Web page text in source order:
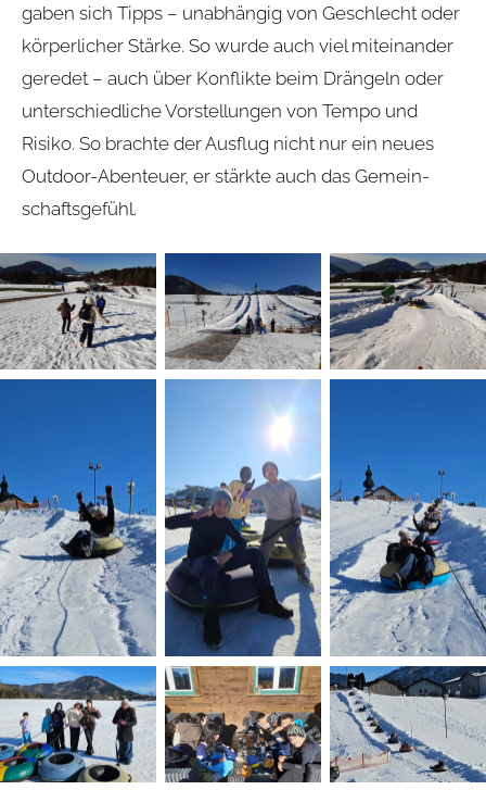
gaben sich Tipps – unab­hän­gig von Geschlecht oder
kör­per­li­cher Stärke. So wurde auch viel mit­ein­an­der
gere­det – auch über Kon­flikte beim Drän­geln oder
unter­schied­li­che Vor­stel­lun­gen von Tempo und
Risiko. So brachte der Aus­flug nicht nur ein neues
Out­door-Aben­teuer, er stärkte auch das Gemein­
schafts­ge­fühl.